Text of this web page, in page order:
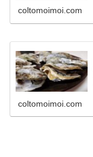
coltomoimoi.com
coltomoimoi.com